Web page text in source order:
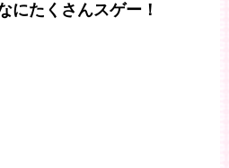
にたくさんスゲー！